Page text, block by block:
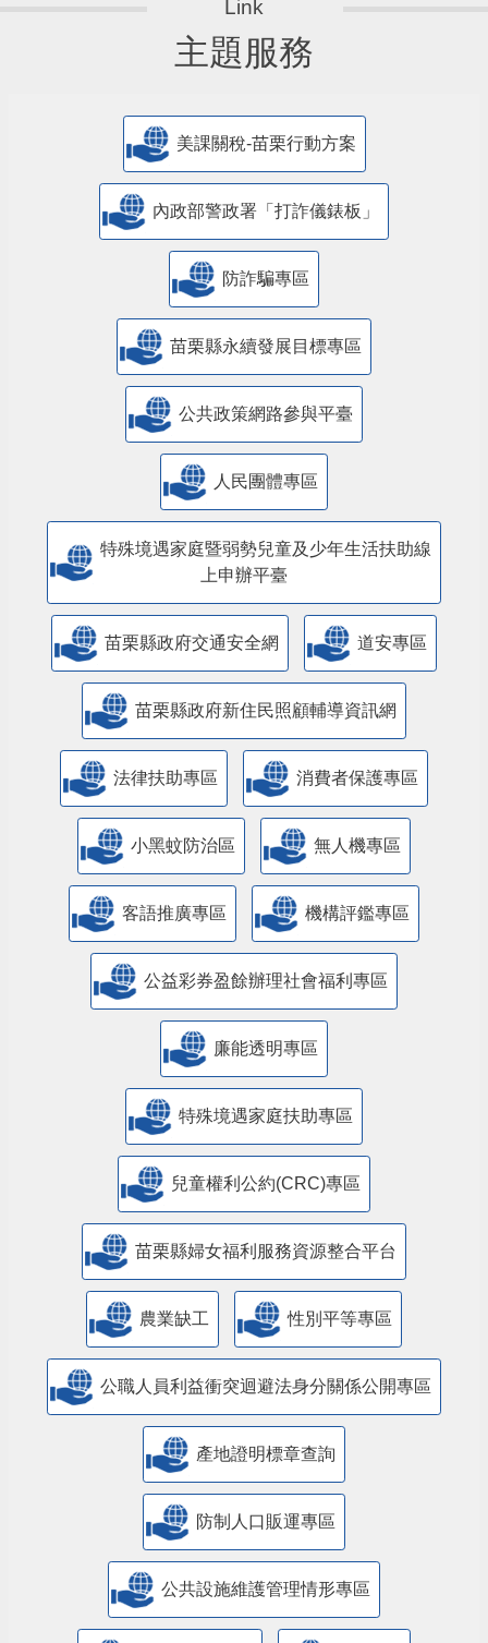
主題服務
美課關稅-苗栗行動方案
內政部警政署「打詐儀錶板」
防詐騙專區
苗栗縣永續發展目標專區
公共政策網路參與平臺
人民團體專區
特殊境遇家庭暨弱勢兒童及少年生活扶助線
上申辦平臺
苗栗縣政府交通安全網 道安專區
苗栗縣政府新住民照顧輔導資訊網
法律扶助專區 消費者保護專區
小黑蚊防治區 無人機專區
客語推廣專區 機構評鑑專區
公益彩券盈餘辦理社會福利專區
廉能透明專區
特殊境遇家庭扶助專區
兒童權利公約(CRC)專區
苗栗縣婦女福利服務資源整合平台
農業缺工 性別平等專區
公職人員利益衝突迴避法身分關係公開專區
產地證明標章查詢
防制人口販運專區
​公共設施維護管理情形專區